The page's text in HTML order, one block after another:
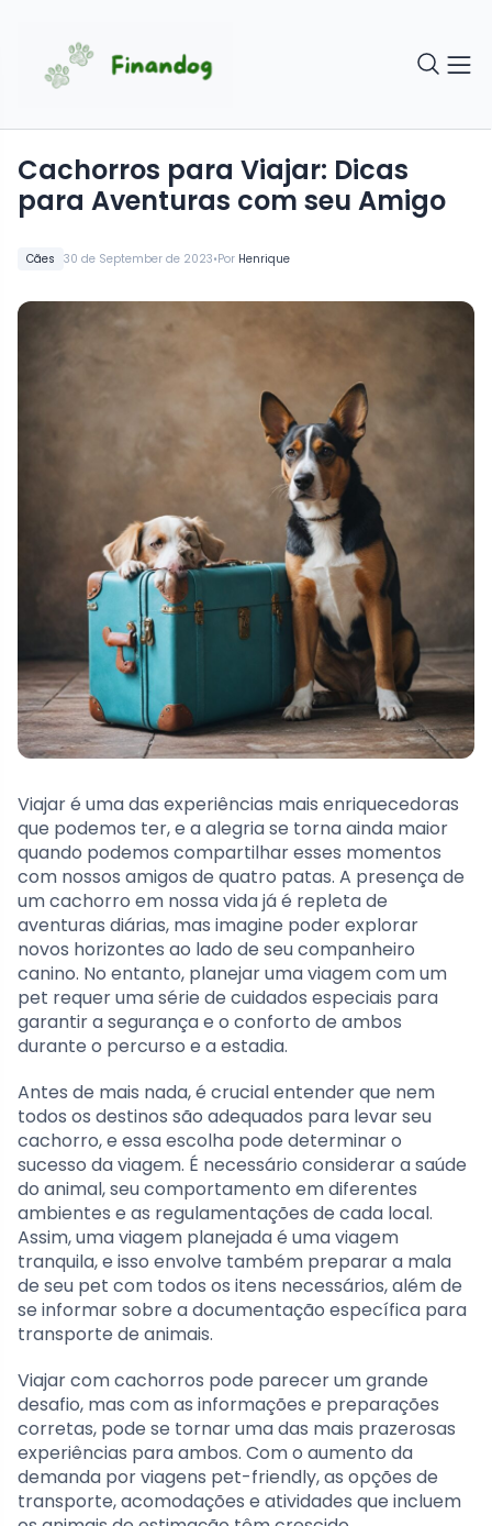
Cães 30 de September de 2023•Por Henrique
Cachorros para Viajar: Dicas
para Aventuras com seu Amigo
Viajar é uma das experiências mais enriquecedoras
que podemos ter, e a alegria se torna ainda maior
quando podemos compartilhar esses momentos
com nossos amigos de quatro patas. A presença de
um cachorro em nossa vida já é repleta de
aventuras diárias, mas imagine poder explorar
novos horizontes ao lado de seu companheiro
canino. No entanto, planejar uma viagem com um
pet requer uma série de cuidados especiais para
garantir a segurança e o conforto de ambos
durante o percurso e a estadia.
Antes de mais nada, é crucial entender que nem
todos os destinos são adequados para levar seu
cachorro, e essa escolha pode determinar o
sucesso da viagem. É necessário considerar a saúde
do animal, seu comportamento em diferentes
ambientes e as regulamentações de cada local.
Assim, uma viagem planejada é uma viagem
tranquila, e isso envolve também preparar a mala
de seu pet com todos os itens necessários, além de
se informar sobre a documentação específica para
transporte de animais.
Viajar com cachorros pode parecer um grande
desafio, mas com as informações e preparações
corretas, pode se tornar uma das mais prazerosas
experiências para ambos. Com o aumento da
demanda por viagens pet-friendly, as opções de
transporte, acomodações e atividades que incluem